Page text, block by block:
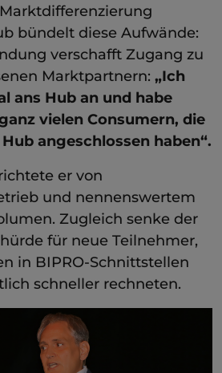
bündelt diese Aufwände:
verschafft Zugang zu
Marktpartnern: „Ich
ans Hub an und habe
vielen Consumern, die
angeschlossen haben“.
er von
und nennenswertem
Zugleich senke der
für neue Teilnehmer,
in BIPRO-Schnittstellen
schneller rechneten.